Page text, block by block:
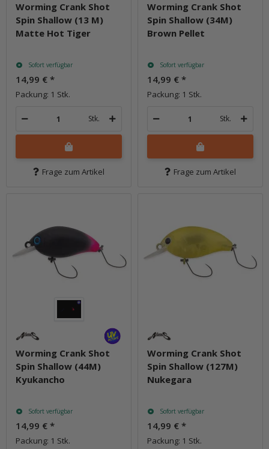
Worming Crank Shot
Spin Shallow (13 M)
Matte Hot Tiger
Sofort verfügbar
14,99 € *
Packung: 1 Stk.
Stk.
Frage zum Artikel
Worming Crank Shot
Spin Shallow (34M)
Brown Pellet
Sofort verfügbar
14,99 € *
Packung: 1 Stk.
Stk.
Frage zum Artikel
Worming Crank Shot
Spin Shallow (44M)
Kyukancho
Sofort verfügbar
14,99 € *
Packung: 1 Stk.
Worming Crank Shot
Spin Shallow (127M)
Nukegara
Sofort verfügbar
14,99 € *
Packung: 1 Stk.